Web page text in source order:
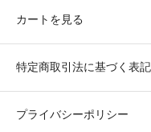
カートを見る
特定商取引法に基づく表記
プライバシーポリシー